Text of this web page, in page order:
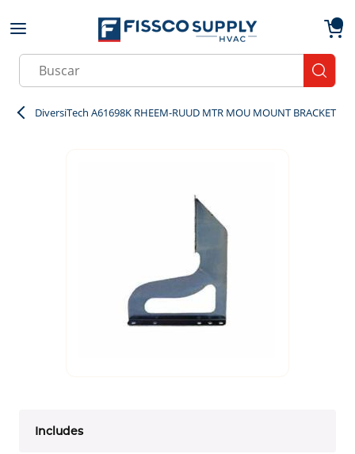
Skip to main content
Site Search
DiversiTech A61698K RHEEM-RUUD MTR MOU MOUNT BRACKET
Includes